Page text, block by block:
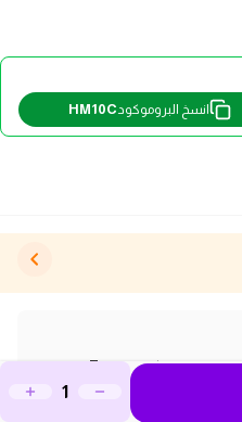
انسخ البروموكود HM10C
لتلبية جميع احتياجاتك